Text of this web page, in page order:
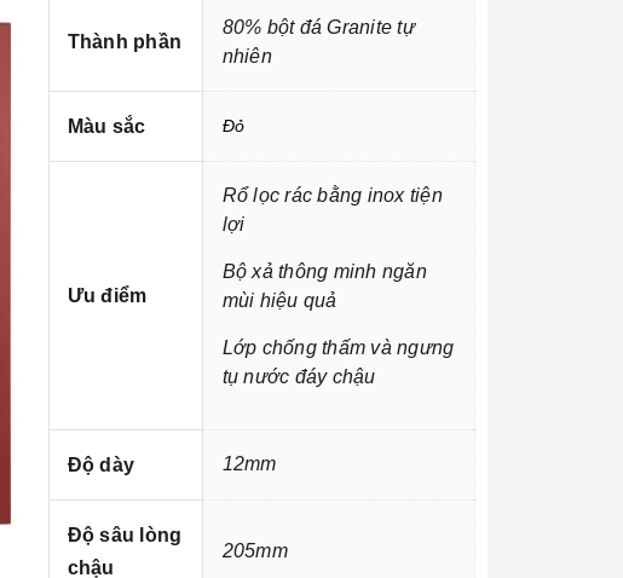
Thành phần
80% bột đá Granite tự
nhiên
Màu sắc Đỏ
Ưu điểm
Rổ lọc rác bằng inox tiện
lợi
Bộ xả thông minh ngăn
mùi hiệu quả
Lớp chống thấm và ngưng
tụ nước đáy chậu
Độ dày 12mm
Độ sâu lòng
chậu
205mm